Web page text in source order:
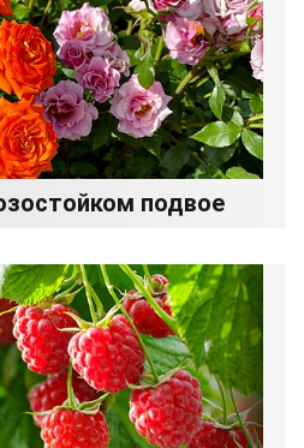
подвое